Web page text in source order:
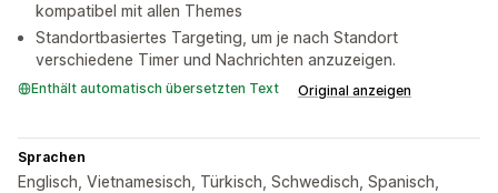
kompatibel mit allen Themes
Standortbasiertes Targeting, um je nach Standort
verschiedene Timer und Nachrichten anzuzeigen.
Enthält automatisch übersetzten Text Original anzeigen
Sprachen
Englisch, Vietnamesisch, Türkisch, Schwedisch, Spanisch,